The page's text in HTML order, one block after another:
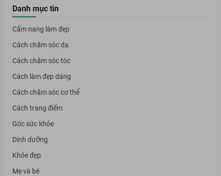
Danh mục tin
Cẩm nang làm đẹp
Cách chăm sóc da
Cách chăm sóc tóc
Cách làm đẹp dáng
Cách chăm sóc cơ thể
Cách trang điểm
Góc sức khỏe
Dinh dưỡng
Khỏe đẹp
Mẹ và bé